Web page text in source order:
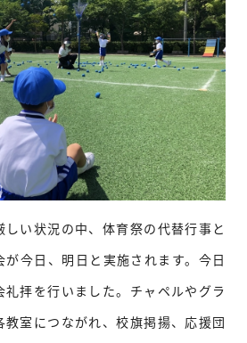
い状況の中、体育祭の代替行事と
が今日、明日と実施されます。今日
拝を行いました。チャペルやグラ
教室につながれ、校旗掲揚、応援団